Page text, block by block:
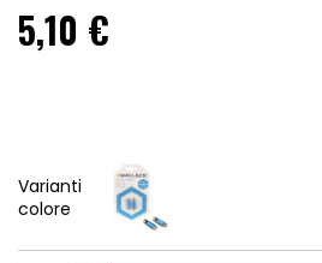
5,10 €
Varianti
colore